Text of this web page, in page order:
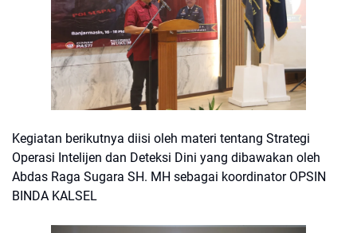
Kegiatan berikutnya diisi oleh materi tentang Strategi
Operasi Intelijen dan Deteksi Dini yang dibawakan oleh
Abdas Raga Sugara SH. MH sebagai koordinator OPSIN
BINDA KALSEL